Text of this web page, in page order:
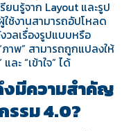
ยนรู้จาก Layout และรูป
ช้งานสามารถอัปโหลด
วลเรื่องรูปแบบหรือ
าพ” สามารถถูกแปลงให้
ะ “เข้าใจ” ได้
งมีความสำคัญ
รรม 4.0?